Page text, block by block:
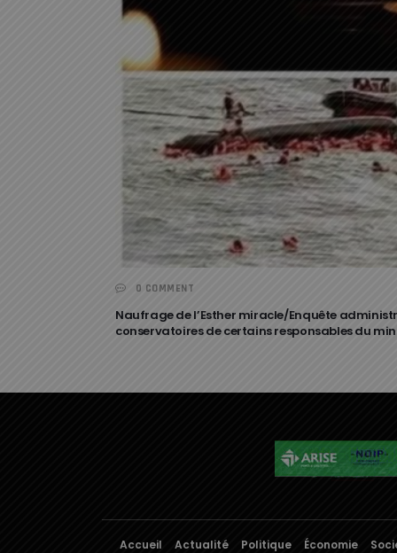
0 COMMENT
Naufrage de l’Esther miracle/Enquête
conservatoires de certains responsables du
Accueil Actualité Politique Économie